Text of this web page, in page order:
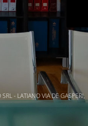
- LATIANO VIA DE GASPERI,